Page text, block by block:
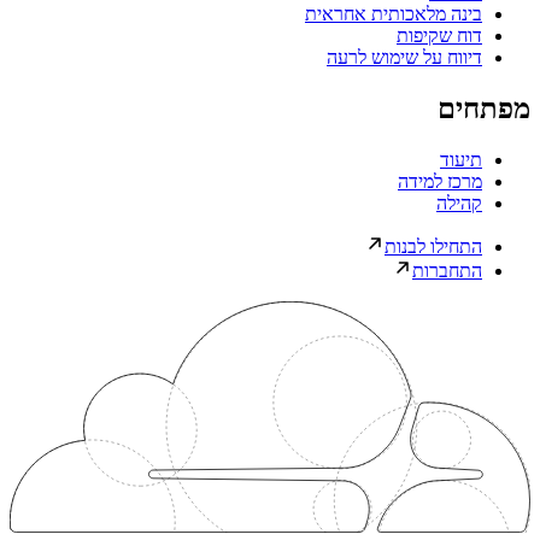
בינה מלאכותית אחראית
דוח שקיפות
דיווח על שימוש לרעה
מפתחים
תיעוד
מרכז למידה
קהילה
התחילו לבנות
התחברות